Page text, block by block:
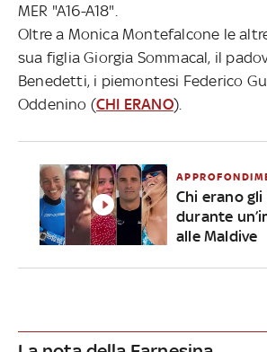
MER "A16-A18".
Oltre a Monica Montefalcone le
sua figlia Giorgia Sommacal, il
Benedetti, i piemontesi Federico
Oddenino (CHI ERANO).
Chi erano
durante
alle Maldive